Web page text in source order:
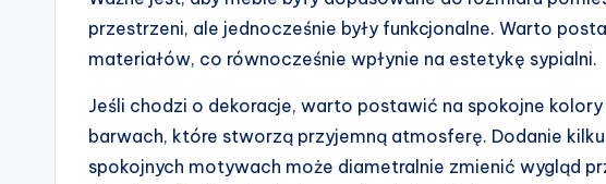
przestrzeni, ale jednocześnie były funkcjonalne. Warto
materiałów, co równocześnie wpłynie na estetykę sypialni.
Jeśli chodzi o dekoracje, warto postawić na spokojne
barwach, które stworzą przyjemną atmosferę. Dodanie
spokojnych motywach może diametralnie zmienić wygląd